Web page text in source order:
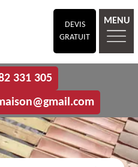
DEVIS
GRATUIT
MENU
331 305